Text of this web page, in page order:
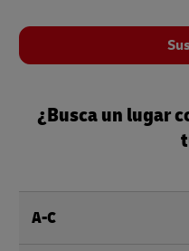
¿Busca un lugar
A-C